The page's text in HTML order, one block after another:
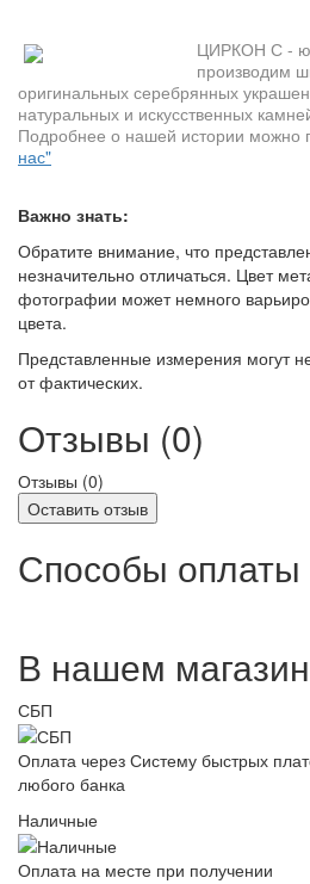
ЦИРКОН С -
производим
оригинальных серебрянных
натуральных и искусственных
Подробнее о нашей истории можно
нас"
Важно знать:
Обратите внимание, что
незначительно отличаться. Цвет
фотографии может немного
цвета.
Представленные измерения могут
от фактических.
Отзывы (0)
Отзывы (0)
Оставить отзыв
Способы оплаты
В нашем
СБП
Оплата через Систему быстрых
любого банка
Наличные
Оплата на месте при получении